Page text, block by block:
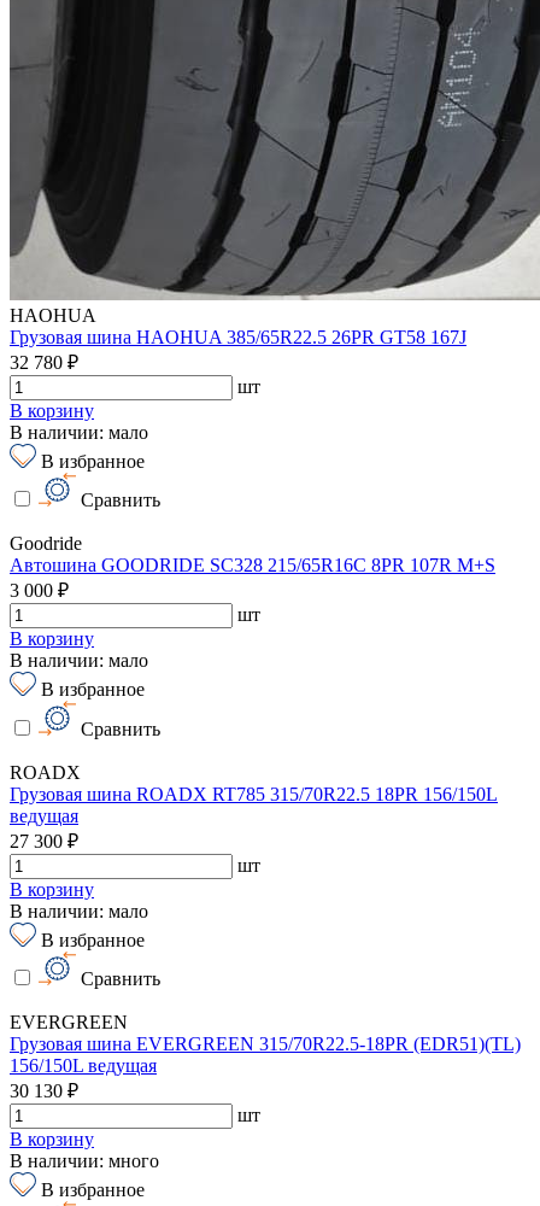
HAOHUA
Грузовая шина HAOHUA 385/65R22.5 26PR GT58 167J
32 780 ₽
шт
В корзину
В наличии: мало
В избранное
Сравнить
Goodride
Автошина GOODRIDE SC328 215/65R16C 8PR 107R M+S
3 000 ₽
шт
В корзину
В наличии: мало
В избранное
Сравнить
ROADX
Грузовая шина ROADX RT785 315/70R22.5 18PR 156/150L
ведущая
27 300 ₽
шт
В корзину
В наличии: мало
В избранное
Сравнить
EVERGREEN
Грузовая шина EVERGREEN 315/70R22.5-18PR (EDR51)(TL)
156/150L ведущая
30 130 ₽
шт
В корзину
В наличии: много
В избранное